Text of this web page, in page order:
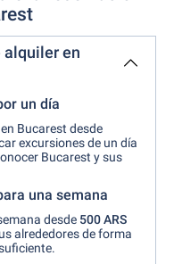
alquiler en
un día
Bucarest desde
excursiones de un día
Bucarest y sus
una semana
desde 500 ARS
alrededores de forma